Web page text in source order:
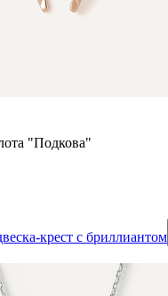
"Подкова"
крест с бриллиантом